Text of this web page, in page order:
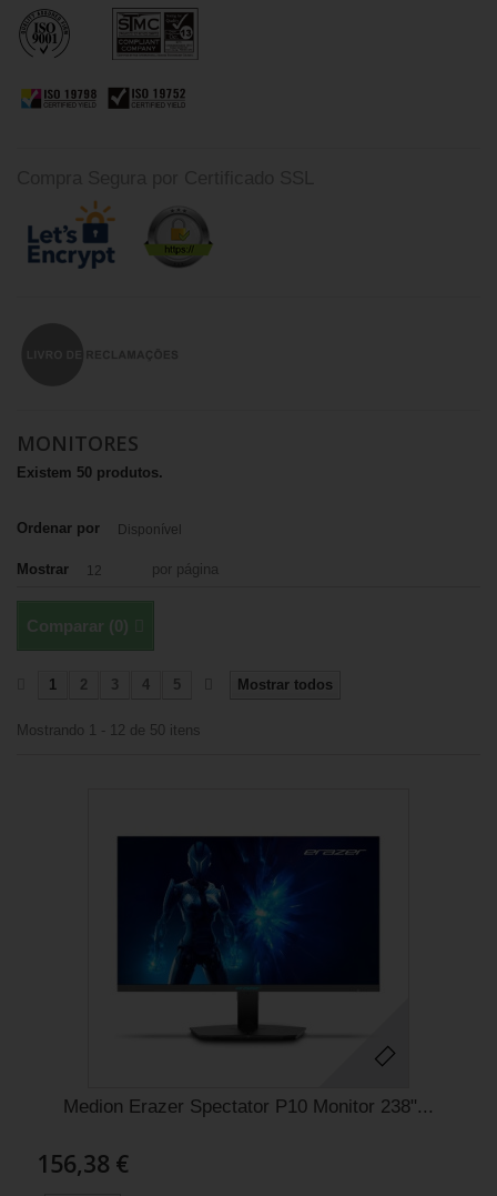
MONITORES
Existem 50 produtos.
Ordenar por Disponível
Mostrar 12 por página
Comparar (0)
Mostrar todos
1 2 3 4 5
Mostrando 1 - 12 de 50 itens
Medion Erazer Spectator P10 Monitor 238"...
156,38 €